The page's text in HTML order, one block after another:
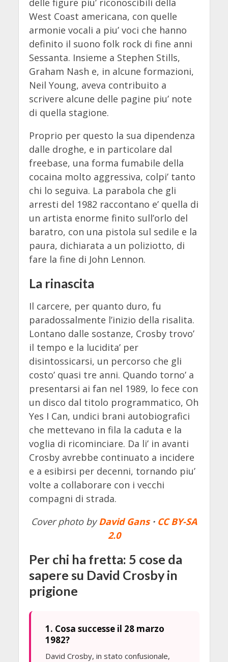
delle figure piu’ riconoscibili della
West Coast americana, con quelle
armonie vocali a piu’ voci che hanno
definito il suono folk rock di fine anni
Sessanta. Insieme a Stephen Stills,
Graham Nash e, in alcune formazioni,
Neil Young, aveva contribuito a
scrivere alcune delle pagine piu’ note
di quella stagione.
Proprio per questo la sua dipendenza
dalle droghe, e in particolare dal
freebase, una forma fumabile della
cocaina molto aggressiva, colpi’ tanto
chi lo seguiva. La parabola che gli
arresti del 1982 raccontano e’ quella di
un artista enorme finito sull’orlo del
baratro, con una pistola sul sedile e la
paura, dichiarata a un poliziotto, di
fare la fine di John Lennon.
La rinascita
Il carcere, per quanto duro, fu
paradossalmente l’inizio della risalita.
Lontano dalle sostanze, Crosby trovo’
il tempo e la lucidita’ per
disintossicarsi, un percorso che gli
costo’ quasi tre anni. Quando torno’ a
presentarsi ai fan nel 1989, lo fece con
un disco dal titolo programmatico, Oh
Yes I Can, undici brani autobiografici
che mettevano in fila la caduta e la
voglia di ricominciare. Da li’ in avanti
Crosby avrebbe continuato a incidere
e a esibirsi per decenni, tornando piu’
volte a collaborare con i vecchi
compagni di strada.
Cover photo byDavid Gans· CC BY-SA
2.0
Per chi ha fretta: 5 cose da
sapere su David Crosby in
prigione
1. Cosa successe il 28 marzo
1982?
David Crosby, in stato confusionale,